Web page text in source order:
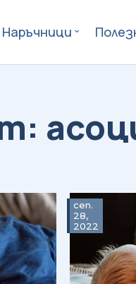
Наръчници
сеп.
28,
2022